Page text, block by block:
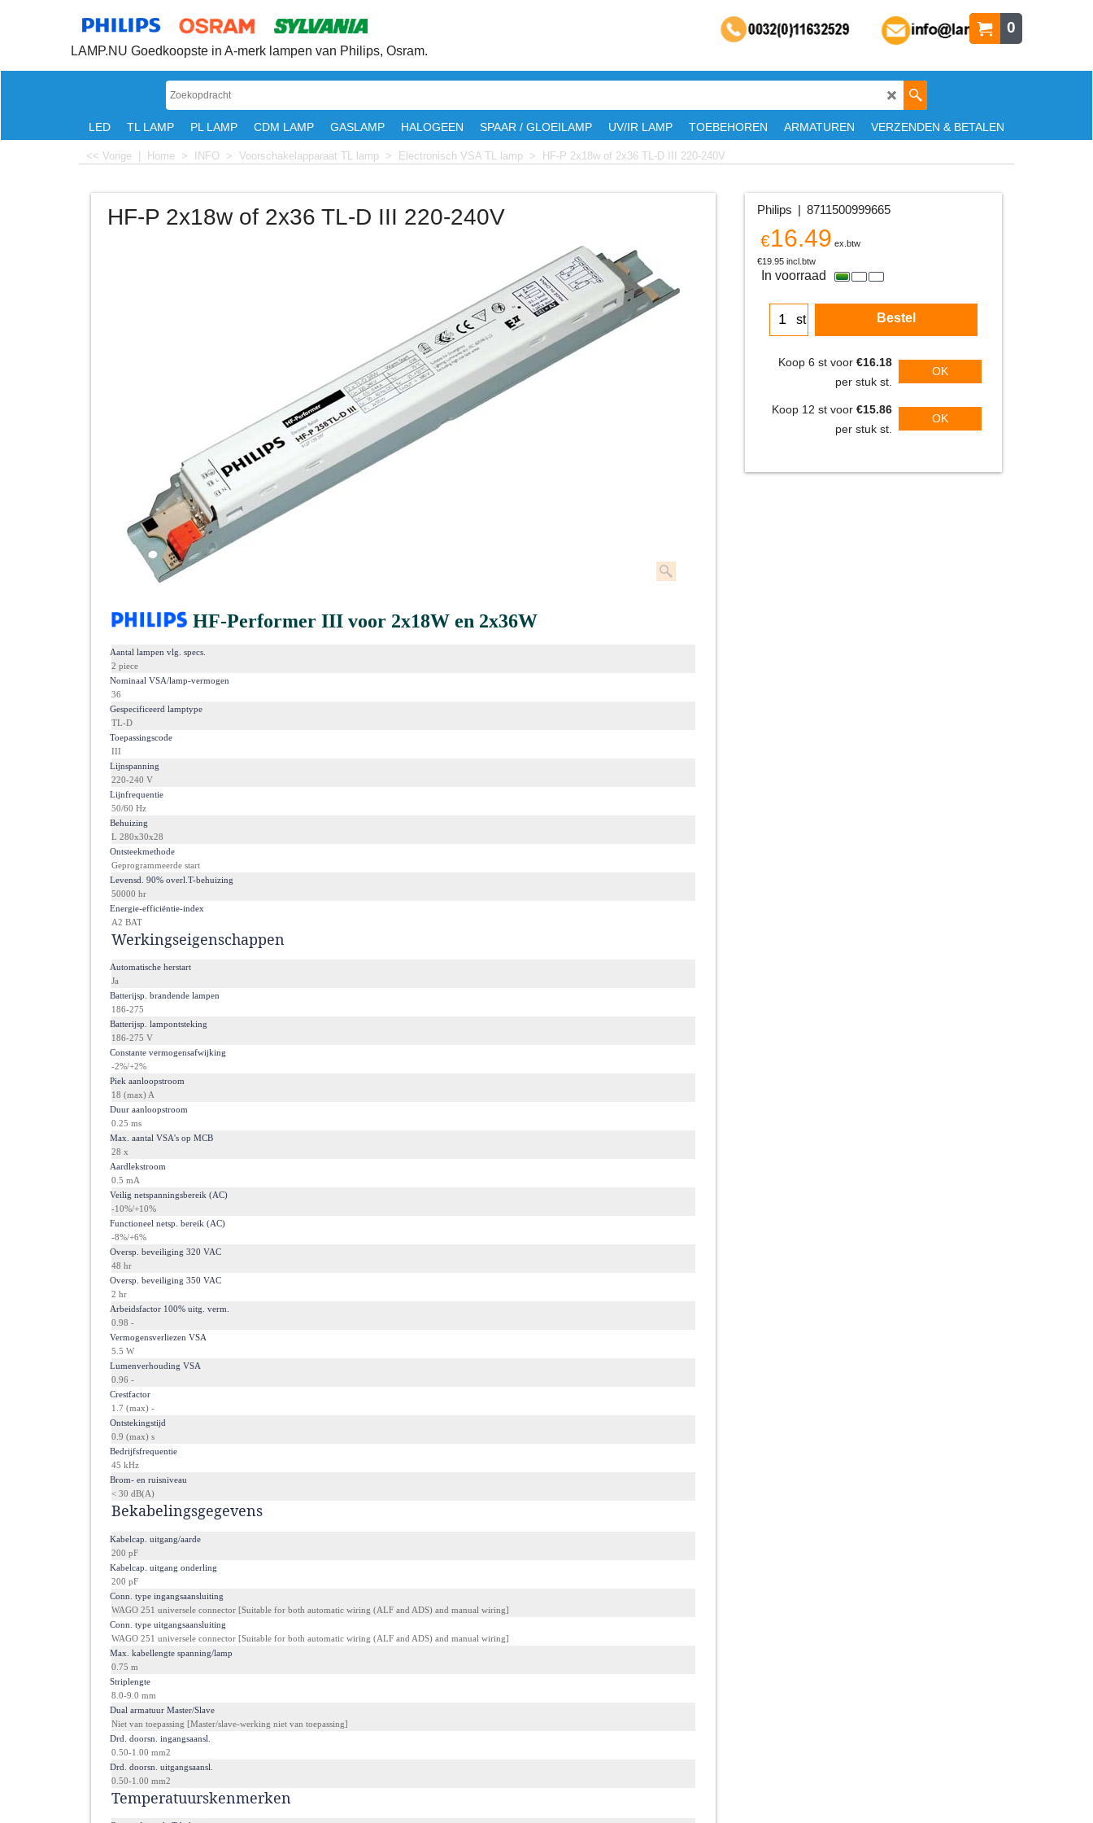
0
LAMP.NU Goedkoopste in A-merk lampen van Philips, Osram.
LED TL LAMP PL LAMP CDM LAMP GASLAMP HALOGEEN SPAAR / GLOEILAMP UV/IR LAMP TOEBEHOREN ARMATUREN VERZENDEN & BETALEN
<< Vorige Home > INFO > Voorschakelapparaat TL lamp > Electronisch VSA TL lamp > HF-P 2x18w of 2x36 TL-D III 220-240V
HF-P 2x18w of 2x36 TL-D III 220-240V
HF-Performer III voor 2x18W en 2x36W
Aantal lampen vlg. specs.
2 piece
Nominaal VSA/lamp-vermogen
36
Gespecificeerd lamptype
TL-D
Toepassingscode
III
Lijnspanning
220-240 V
Lijnfrequentie
50/60 Hz
Behuizing
L 280x30x28
Ontsteekmethode
Geprogrammeerde start
Levensd. 90% overl.T-behuizing
50000 hr
Energie-efficiëntie-index
A2 BAT
Werkingseigenschappen
Automatische herstart
Ja
Batterijsp. brandende lampen
186-275
Batterijsp. lampontsteking
186-275 V
Constante vermogensafwijking
-2%/+2%
Piek aanloopstroom
18 (max) A
Duur aanloopstroom
0.25 ms
Max. aantal VSA's op MCB
28 x
Aardlekstroom
0.5 mA
Veilig netspanningsbereik (AC)
-10%/+10%
Functioneel netsp. bereik (AC)
-8%/+6%
Oversp. beveiliging 320 VAC
48 hr
Oversp. beveiliging 350 VAC
2 hr
Arbeidsfactor 100% uitg. verm.
0.98 -
Vermogensverliezen VSA
5.5 W
Lumenverhouding VSA
0.96 -
Crestfactor
1.7 (max) -
Ontstekingstijd
0.9 (max) s
Bedrijfsfrequentie
45 kHz
Brom- en ruisniveau
< 30 dB(A)
Bekabelingsgegevens
Kabelcap. uitgang/aarde
200 pF
Kabelcap. uitgang onderling
200 pF
Conn. type ingangsaansluiting
WAGO 251 universele connector [Suitable for both automatic wiring (ALF and ADS) and manual wiring]
Conn. type uitgangsaansluiting
WAGO 251 universele connector [Suitable for both automatic wiring (ALF and ADS) and manual wiring]
Max. kabellengte spanning/lamp
0.75 m
Striplengte
8.0-9.0 mm
Dual armatuur Master/Slave
Niet van toepassing [Master/slave-werking niet van toepassing]
Drd. doorsn. ingangsaansl.
0.50-1.00 mm2
Drd. doorsn. uitgangsaansl.
0.50-1.00 mm2
Temperatuurskenmerken
Philips 8711500999665
€16.49 ex.btw
€19.95 incl.btw
In voorraad
st Bestel
Koop 6 st voor €16.18
per stuk st.
OK
Koop 12 st voor €15.86
per stuk st.
OK